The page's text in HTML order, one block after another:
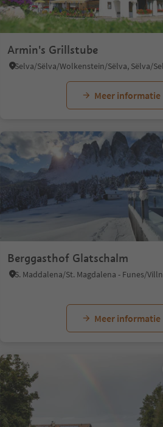
Armin's Grillstube
Meer informatie
Berggasthof Glatschalm
Meer informatie